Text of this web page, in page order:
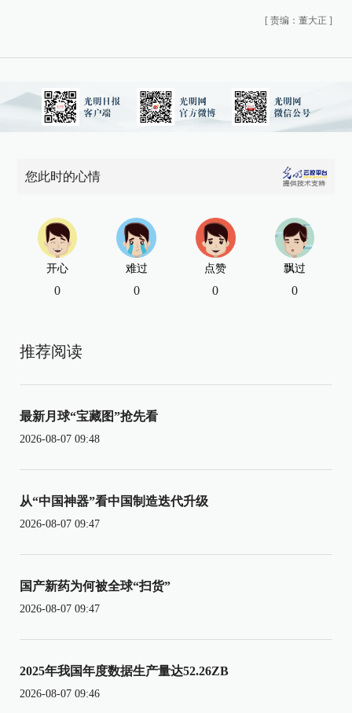
[ 责编：董大正 ]
您此时的心情
开心
0
难过
0
点赞
0
飘过
0
推荐阅读
最新月球“宝藏图”抢先看
2026-08-07 09:48
从“中国神器”看中国制造迭代升级
2026-08-07 09:47
国产新药为何被全球“扫货”
2026-08-07 09:47
2025年我国年度数据生产量达52.26ZB
2026-08-07 09:46